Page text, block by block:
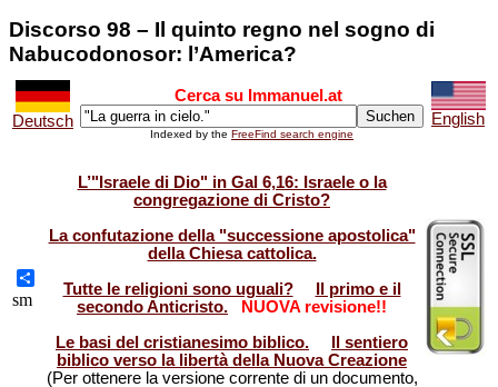
Discorso 98 – Il quinto regno nel sogno di
Nabucodonosor: l’America?
Deutsch
Cerca su Immanuel.at
Indexed by the FreeFind search engine
English
Share
sm
L’"Israele di Dio" in Gal 6,16: Israele o la
congregazione di Cristo?
La confutazione della "successione apostolica"
della Chiesa cattolica.
Tutte le religioni sono uguali?
Il primo e il
secondo Anticristo.
NUOVA revisione!!
Le basi del cristianesimo biblico.
Il sentiero
biblico verso la libertà della Nuova Creazione
(Per ottenere la versione corrente di un documento,